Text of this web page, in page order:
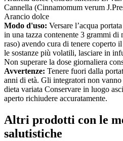
Cannella (Cinnamomum verum
Arancio dolce
Modo d'uso: Versare l’acqua
in una tazza contenente 3 grammi di
raso) avendo cura di tenere coperto
le sostanze più volatili, lasciare in
Non superare la dose giornaliera
Avvertenze: Tenere fuori dalla
anni di età. Gli integratori non
dieta variata Conservare in luogo
aperto richiudere accuratamente.
Altri prodotti con le
salutistiche